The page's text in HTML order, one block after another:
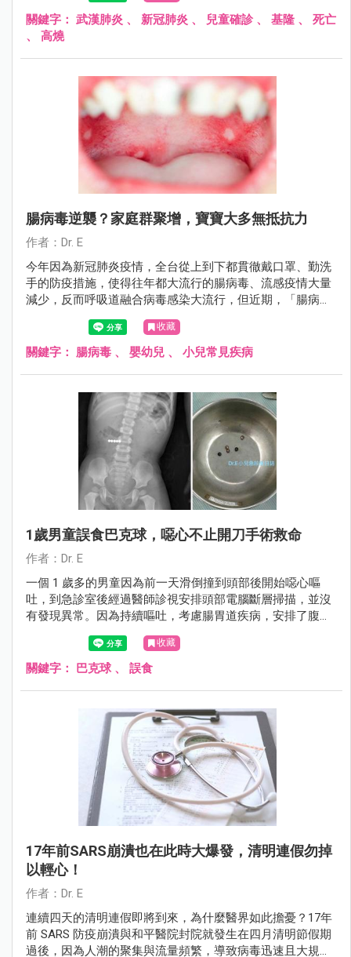
關鍵字： 武漢肺炎 、 新冠肺炎 、 兒童確診 、 基隆 、 死亡
、 高燒
腸病毒逆襲？家庭群聚增，寶寶大多無抵抗力
作者：Dr. E
今年因為新冠肺炎疫情，全台從上到下都貫徹戴口罩、勤洗
手的防疫措施，使得往年都大流行的腸病毒、流感疫情大量
減少，反而呼吸道融合病毒感染大流行，但近期，「腸病
毒」卻悄悄逆襲當中，而且大多兒童身上都無抗體，若真的
捲土重來，後果恐怕...
收藏
關鍵字： 腸病毒 、 嬰幼兒 、 小兒常見疾病
1歲男童誤食巴克球，噁心不止開刀手術救命
作者：Dr. E
一個 1 歲多的男童因為前一天滑倒撞到頭部後開始噁心嘔
吐，到急診室後經過醫師診視安排頭部電腦斷層掃描，並沒
有發現異常。因為持續嘔吐，考慮腸胃道疾病，安排了腹部
X 光，意外發現有 5 顆相連在一起的「白亮球形異物」在腸
收藏
關鍵字： 巴克球 、 誤食
17年前SARS崩潰也在此時大爆發，清明連假勿掉
以輕心！
作者：Dr. E
連續四天的清明連假即將到來，為什麼醫界如此擔憂？17年
前 SARS 防疫崩潰與和平醫院封院就發生在四月清明節假期
過後，因為人潮的聚集與流量頻繁，導致病毒迅速且大規模